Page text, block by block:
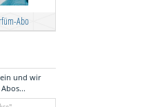
Abo
und wir